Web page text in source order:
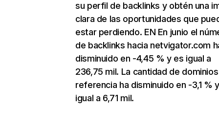
su perfil de backlinks y obtén una
clara de las oportunidades que
estar perdiendo. EN En junio el
de backlinks hacia netvigator.com
disminuido en -4,45 % y es igual a
236,75 mil. La cantidad de
referencia ha disminuido en -3,1 %
igual a 6,71 mil.